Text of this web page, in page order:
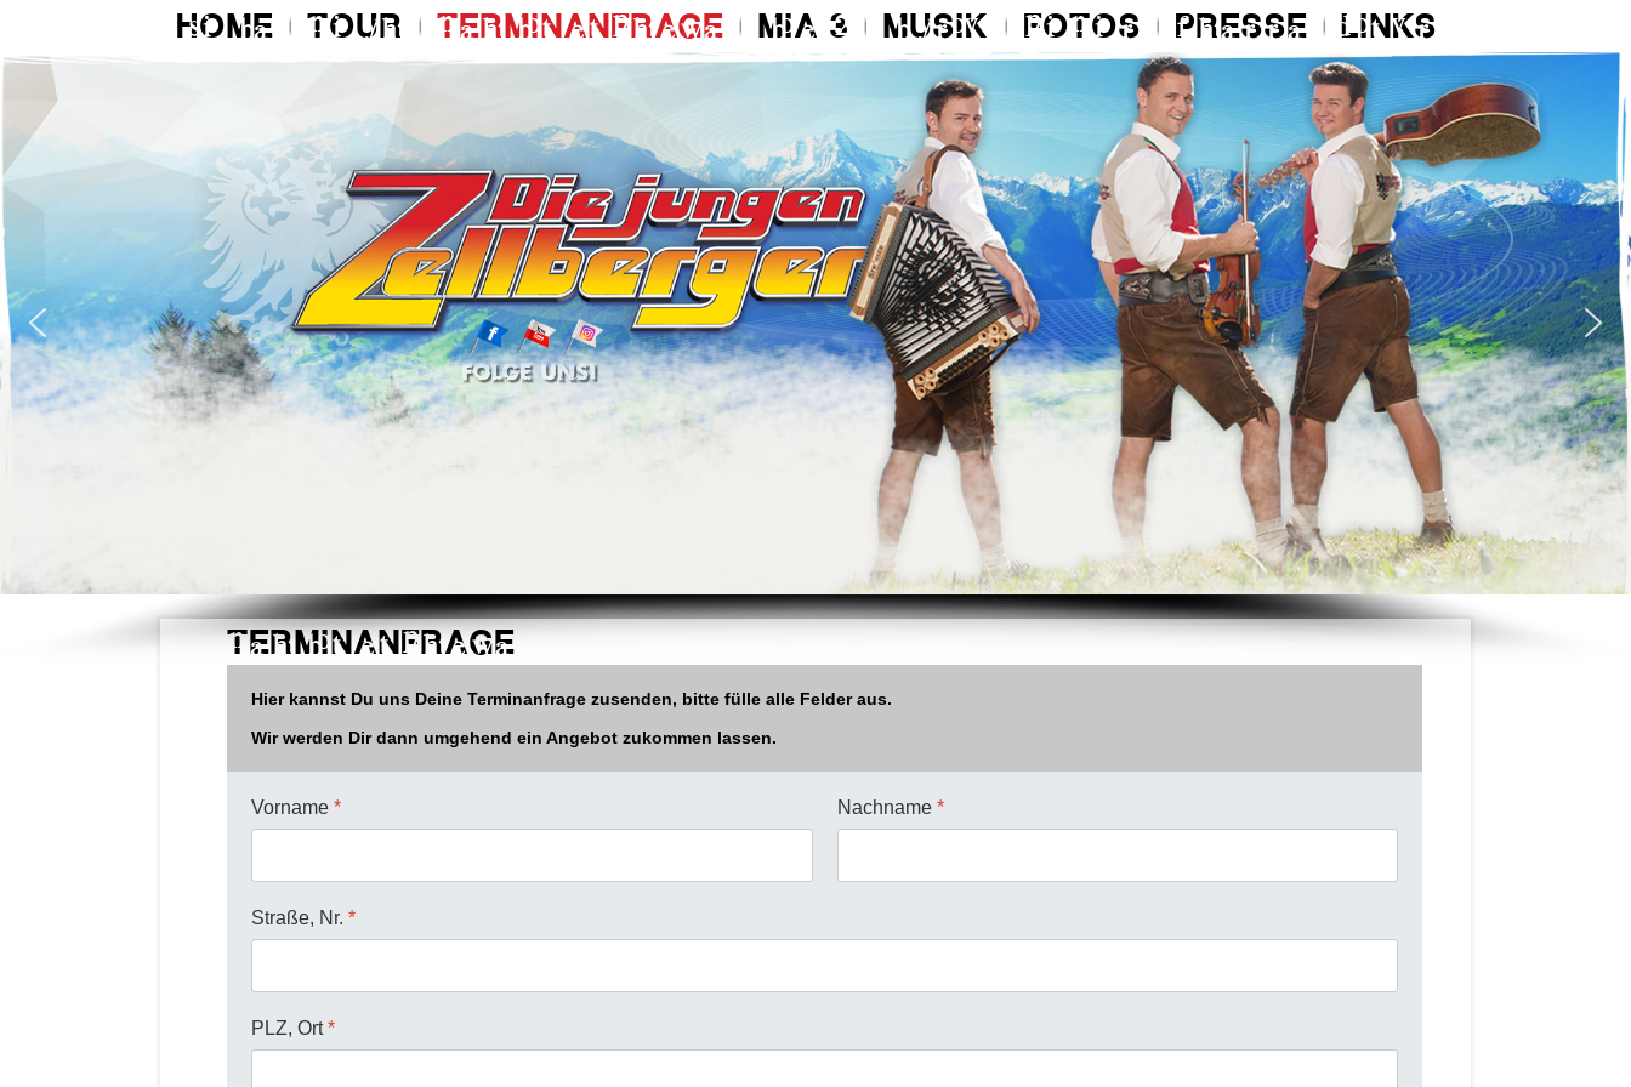
HOME TOUR TERMINANFRAGE MIA 3 MUSIK FOTOS PRESSE LINKS
Terminanfrage
Hier kannst Du uns Deine Terminanfrage zusenden, bitte fülle alle Felder aus.
Wir werden Dir dann umgehend ein Angebot zukommen lassen.
Vorname * Nachname *
Straße, Nr. *
PLZ, Ort*